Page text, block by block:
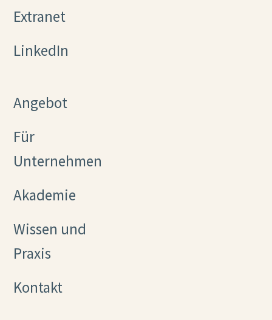
Extranet
LinkedIn
Angebot
Für
Unternehmen
Akademie
Wissen und
Praxis
Kontakt